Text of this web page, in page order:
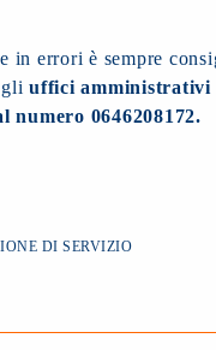
in errori è sempre
uffici amministrativi
numero 0646208172.
DI SERVIZIO